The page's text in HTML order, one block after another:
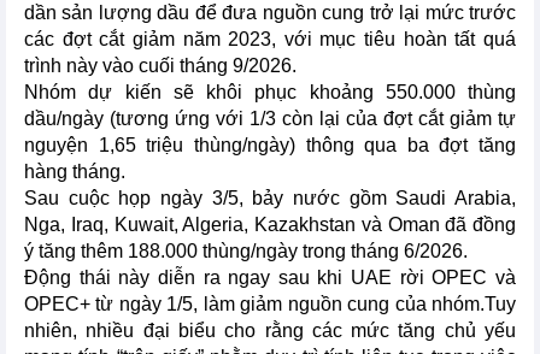
dần sản lượng dầu để đưa nguồn cung trở lại mức trước
các đợt cắt giảm năm 2023, với mục tiêu hoàn tất quá
trình này vào cuối tháng 9/2026.
Nhóm dự kiến sẽ khôi phục khoảng 550.000 thùng
dầu/ngày (tương ứng với 1/3 còn lại của đợt cắt giảm tự
nguyện 1,65 triệu thùng/ngày) thông qua ba đợt tăng
hàng tháng.
Sau cuộc họp ngày 3/5, bảy nước gồm Saudi Arabia,
Nga, Iraq, Kuwait, Algeria, Kazakhstan và Oman đã đồng
ý tăng thêm 188.000 thùng/ngày trong tháng 6/2026.
Động thái này diễn ra ngay sau khi UAE rời OPEC và
OPEC+ từ ngày 1/5, làm giảm nguồn cung của nhóm.Tuy
nhiên, nhiều đại biểu cho rằng các mức tăng chủ yếu